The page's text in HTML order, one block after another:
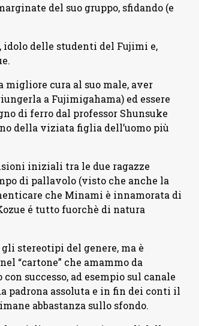
del suo gruppo, sfidando (e
idolo delle studenti del Fujimi e,
migliore cura al suo male, aver
a Fujimigahama) ed essere
di ferro dal professor Shunsuke
della viziata figlia dell’uomo più
iniziali tra le due ragazze
di pallavolo (visto che anche la
che Minami è innamorata di
é tutto fuorchè di natura
stereotipi del genere, ma è
“cartone” che amammo da
successo, ad esempio sul canale
padrona assoluta e in fin dei conti il
abbastanza sullo sfondo.